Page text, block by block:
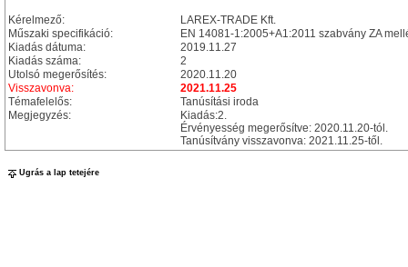
Kérelmező:
LAREX-TRADE Kft.
Műszaki specifikáció:
EN 14081-1:2005+A1:2011 szabvány ZA
Kiadás dátuma:
2019.11.27
Kiadás száma:
2
Utolsó megerősítés:
2020.11.20
Visszavonva:
2021.11.25
Témafelelős:
Tanúsítási iroda
Megjegyzés:
Kiadás:2.
Érvényesség megerősítve: 2020.11.20-tól.
Tanúsítvány visszavonva: 2021.11.25-től.
Ugrás a lap tetejére